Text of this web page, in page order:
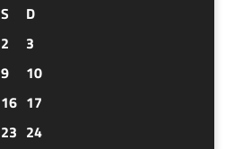
S
D
2
3
9
10
16 17
23 24